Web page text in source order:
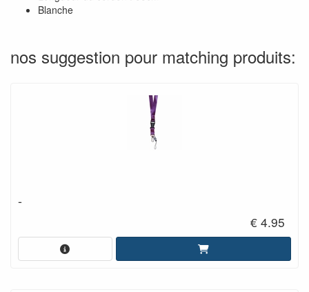
Blanche
nos suggestion pour matching produits:
-
€ 4.95